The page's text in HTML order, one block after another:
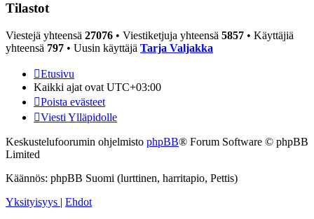
Tilastot
Viestejä yhteensä 27076 • Viestiketjuja yhteensä 5857 • Käyttäjiä
yhteensä 797 • Uusin käyttäjä Tarja Valjakka
Etusivu
Kaikki ajat ovat UTC+03:00
Poista evästeet
Viesti Ylläpidolle
Keskustelufoorumin ohjelmisto phpBB® Forum Software © phpBB
Limited
Käännös: phpBB Suomi (lurttinen, harritapio, Pettis)
Yksityisyys | Ehdot